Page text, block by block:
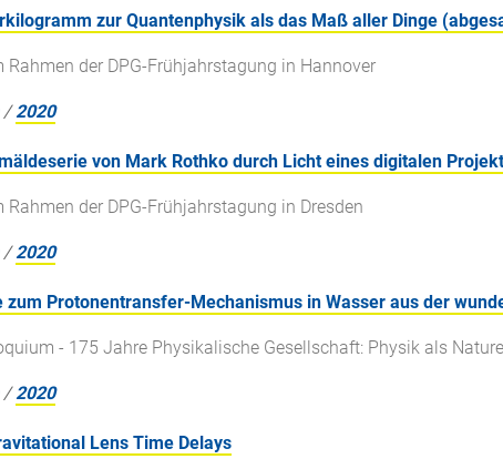
zur Quantenphysik als das Maß aller Dinge
der DPG-Frühjahrstagung in Hannover
/2020
von Mark Rothko durch Licht eines digitalen
der DPG-Frühjahrstagung in Dresden
/2020
zum Protonentransfer-Mechanismus in Wasser aus der
- 175 Jahre Physikalische Gesellschaft: Physik als
/2020
Lens Time Delays